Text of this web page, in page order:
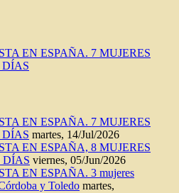
EN ESPAÑA. 7 MUJERES
DÍAS
EN ESPAÑA. 7 MUJERES
DÍAS martes, 14/Jul/2026
EN ESPAÑA, 8 MUJERES
DÍAS viernes, 05/Jun/2026
EN ESPAÑA. 3 mujeres
y Toledo martes,